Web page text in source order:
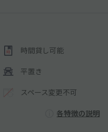
時間貸し可能
平置き
スペース変更不可
各特徴の説明